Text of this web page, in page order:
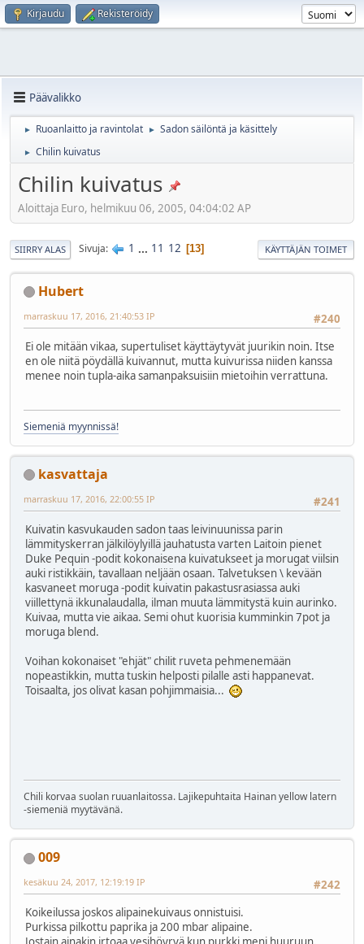
Kirjaudu Rekisteröidy
Päävalikko
► Ruoanlaitto ja ravintolat ► Sadon säilöntä ja käsittely
► Chilin kuivatus
Chilin kuivatus
Aloittaja Euro, helmikuu 06, 2005, 04:04:02 AP
SIIRRY ALAS Sivuja 1 ... 11 12 13 KÄYTTÄJÄN TOIMET
Hubert
#240
marraskuu 17, 2016, 21:40:53 IP
Ei ole mitään vikaa, supertuliset käyttäytyvät juurikin noin. Itse
en ole niitä pöydällä kuivannut, mutta kuivurissa niiden kanssa
menee noin tupla-aika samanpaksuisiin mietoihin verrattuna.
Siemeniä myynnissä!
kasvattaja
#241
marraskuu 17, 2016, 22:00:55 IP
Kuivatin kasvukauden sadon taas leivinuunissa parin
lämmityskerran jälkilöylyillä jauhatusta varten Laitoin pienet
Duke Pequin -podit kokonaisena kuivatukseet ja morugat viilsin
auki ristikkäin, tavallaan neljään osaan. Talvetuksen \ kevään
kasvaneet moruga -podit kuivatin pakastusrasiassa auki
viillettynä ikkunalaudalla, ilman muuta lämmitystä kuin aurinko.
Kuivaa, mutta vie aikaa. Semi ohut kuorisia kumminkin 7pot ja
moruga blend.
Voihan kokonaiset "ehjät" chilit ruveta pehmenemään
nopeastikkin, mutta tuskin helposti pilalle asti happanevat.
Toisaalta, jos olivat kasan pohjimmaisia...
Chili korvaa suolan ruuanlaitossa. Lajikepuhtaita Hainan yellow latern
-siemeniä myytävänä.
009
#242
kesäkuu 24, 2017, 12:19:19 IP
Koikeilussa joskos alipainekuivaus onnistuisi.
Purkissa pilkottu paprika ja 200 mbar alipaine.